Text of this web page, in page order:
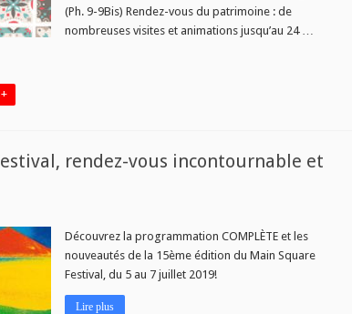
(Ph. 9-9Bis) Rendez-vous du patrimoine : de
nombreuses visites et animations jusqu’au 24 …
rendez-vous incontournable et
Découvrez la programmation COMPLÈTE et les
nouveautés de la 15ème édition du Main Square
Festival, du 5 au 7 juillet 2019!
Lire plus